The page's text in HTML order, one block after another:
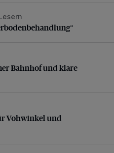
Bahnhof und klare Ansage
Bahnhof und klare
Vohwinkel und Nützenberg
Vohwinkel und